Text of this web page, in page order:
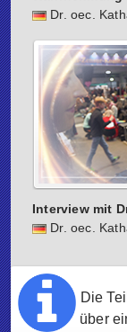
Dr. oec.
Interview mit
Dr. oec.
Die
über